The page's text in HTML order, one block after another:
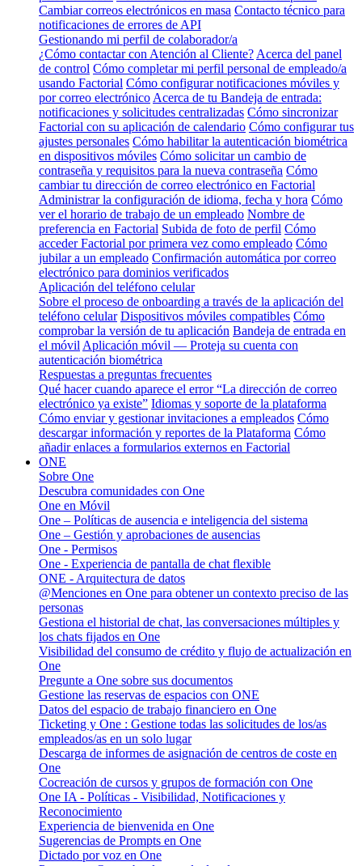
Cambiar correos electrónicos en masa Contacto técnico para
notificaciones de errores de API
Gestionando mi perfil de colaborador/a
¿Cómo contactar con Atención al Cliente? Acerca del panel
de control Cómo completar mi perfil personal de empleado/a
usando Factorial Cómo configurar notificaciones móviles y
por correo electrónico Acerca de tu Bandeja de entrada:
notificaciones y solicitudes centralizadas Cómo sincronizar
Factorial con su aplicación de calendario Cómo configurar tus
ajustes personales Cómo habilitar la autenticación biométrica
en dispositivos móviles Cómo solicitar un cambio de
contraseña y requisitos para la nueva contraseña Cómo
cambiar tu dirección de correo electrónico en Factorial
Administrar la configuración de idioma, fecha y hora Cómo
ver el horario de trabajo de un empleado Nombre de
preferencia en Factorial Subida de foto de perfil Cómo
acceder Factorial por primera vez como empleado Cómo
jubilar a un empleado Confirmación automática por correo
electrónico para dominios verificados
Aplicación del teléfono celular
Sobre el proceso de onboarding a través de la aplicación del
teléfono celular Dispositivos móviles compatibles Cómo
comprobar la versión de tu aplicación Bandeja de entrada en
el móvil Aplicación móvil — Proteja su cuenta con
autenticación biométrica
Respuestas a preguntas frecuentes
Qué hacer cuando aparece el error “La dirección de correo
electrónico ya existe” Idiomas y soporte de la plataforma
Cómo enviar y gestionar invitaciones a empleados Cómo
descargar información y reportes de la Plataforma Cómo
añadir enlaces a formularios externos en Factorial
ONE
Sobre One
Descubra comunidades con One
One en Móvil
One – Políticas de ausencia e inteligencia del sistema
One – Gestión y aprobaciones de ausencias
One - Permisos
One - Experiencia de pantalla de chat flexible
ONE - Arquitectura de datos
@Menciones en One para obtener un contexto preciso de las
personas
Gestiona el historial de chat, las conversaciones múltiples y
los chats fijados en One
Visibilidad del consumo de crédito y flujo de actualización en
One
Pregunte a One sobre sus documentos
Gestione las reservas de espacios con ONE
Datos del espacio de trabajo financiero en One
Ticketing y One : Gestione todas las solicitudes de los/as
empleados/as en un solo lugar
Descarga de informes de asignación de centros de coste en
One
Cocreación de cursos y grupos de formación con One
One IA - Políticas - Visibilidad, Notificaciones y
Reconocimiento
Experiencia de bienvenida en One
Sugerencias de Prompts en One
Dictado por voz en One